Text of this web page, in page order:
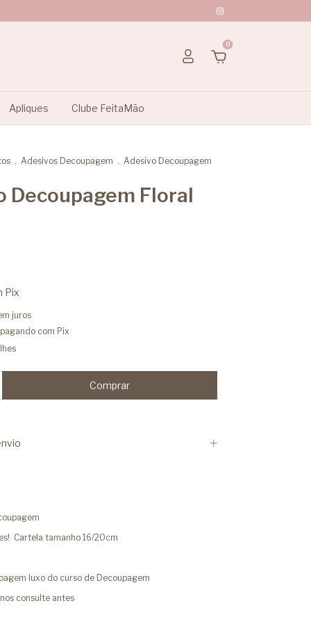
0
Apliques Clube FeitaMão
. Adesivos Decoupagem . Adesivo Decoupagem
Decoupagem Floral
Pix
juros
pagando com Pix
Cartela tamanho 16/20cm
luxo do curso de Decoupagem
consulte antes